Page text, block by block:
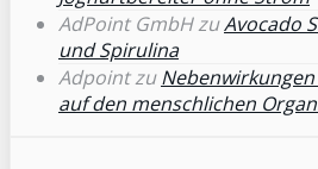
AdPoint GmbHzuAvocado
und Spirulina
Adpointzu
auf den menschlichen